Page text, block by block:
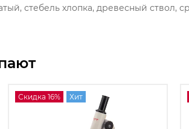
стебель хлопка, древесный ствол,
Скидка 16% Хит